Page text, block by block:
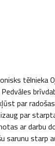
tēlnieka
par
par
ar darbu
sarunu starp